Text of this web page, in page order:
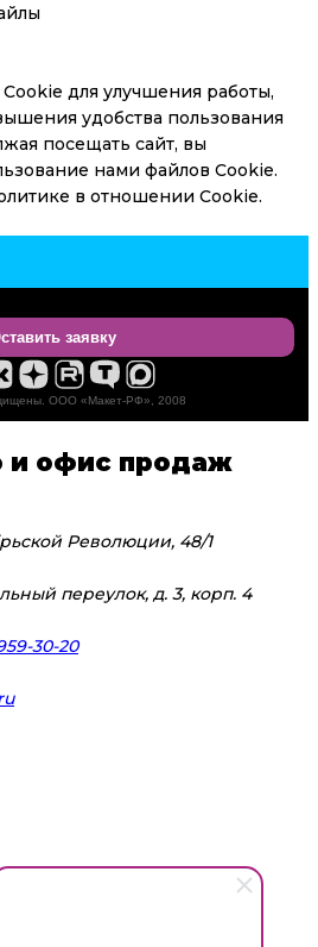
для улучшения работы,
удобства пользования
посещать сайт, вы
нами файлов Cookie.
в отношении Cookie.
заявку
ООО «Макет-РФ», 2008
и офис продаж
Революции, 48/1
переулок, д. 3, корп. 4
30-20